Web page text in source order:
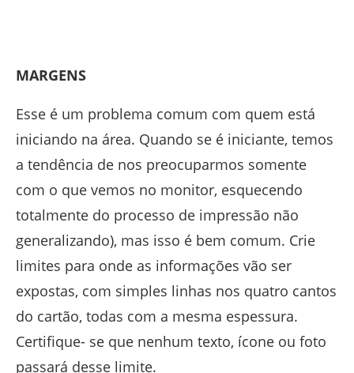
MARGENS
Esse é um problema comum com quem está
iniciando na área. Quando se é iniciante, temos
a tendência de nos preocuparmos somente
com o que vemos no monitor, esquecendo
totalmente do processo de impressão não
generalizando), mas isso é bem comum. Crie
limites para onde as informações vão ser
expostas, com simples linhas nos quatro cantos
do cartão, todas com a mesma espessura.
Certifique- se que nenhum texto, ícone ou foto
passará desse limite.